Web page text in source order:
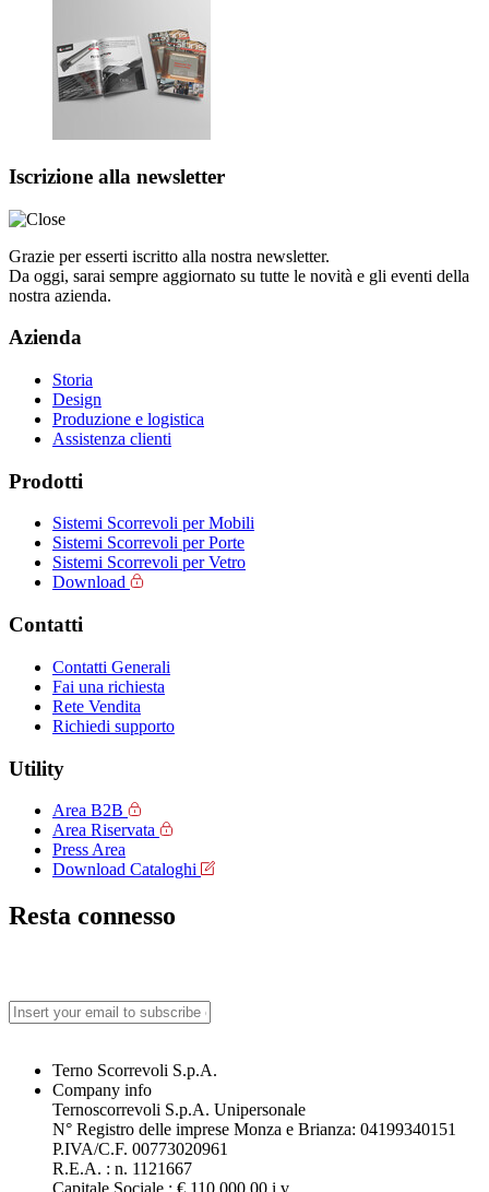
Iscrizione alla newsletter
Grazie per esserti iscritto alla nostra newsletter.
Da oggi, sarai sempre aggiornato su tutte le novità e gli eventi della
nostra azienda.
Azienda
Storia
Design
Produzione e logistica
Assistenza clienti
Prodotti
Sistemi Scorrevoli per Mobili
Sistemi Scorrevoli per Porte
Sistemi Scorrevoli per Vetro
Download
Contatti
Contatti Generali
Fai una richiesta
Rete Vendita
Richiedi supporto
Utility
Area B2B
Area Riservata
Press Area
Download Cataloghi
Resta connesso
Terno Scorrevoli S.p.A.
Company info
Ternoscorrevoli S.p.A. Unipersonale
N° Registro delle imprese Monza e Brianza: 04199340151
P.IVA/C.F. 00773020961
R.E.A. : n. 1121667